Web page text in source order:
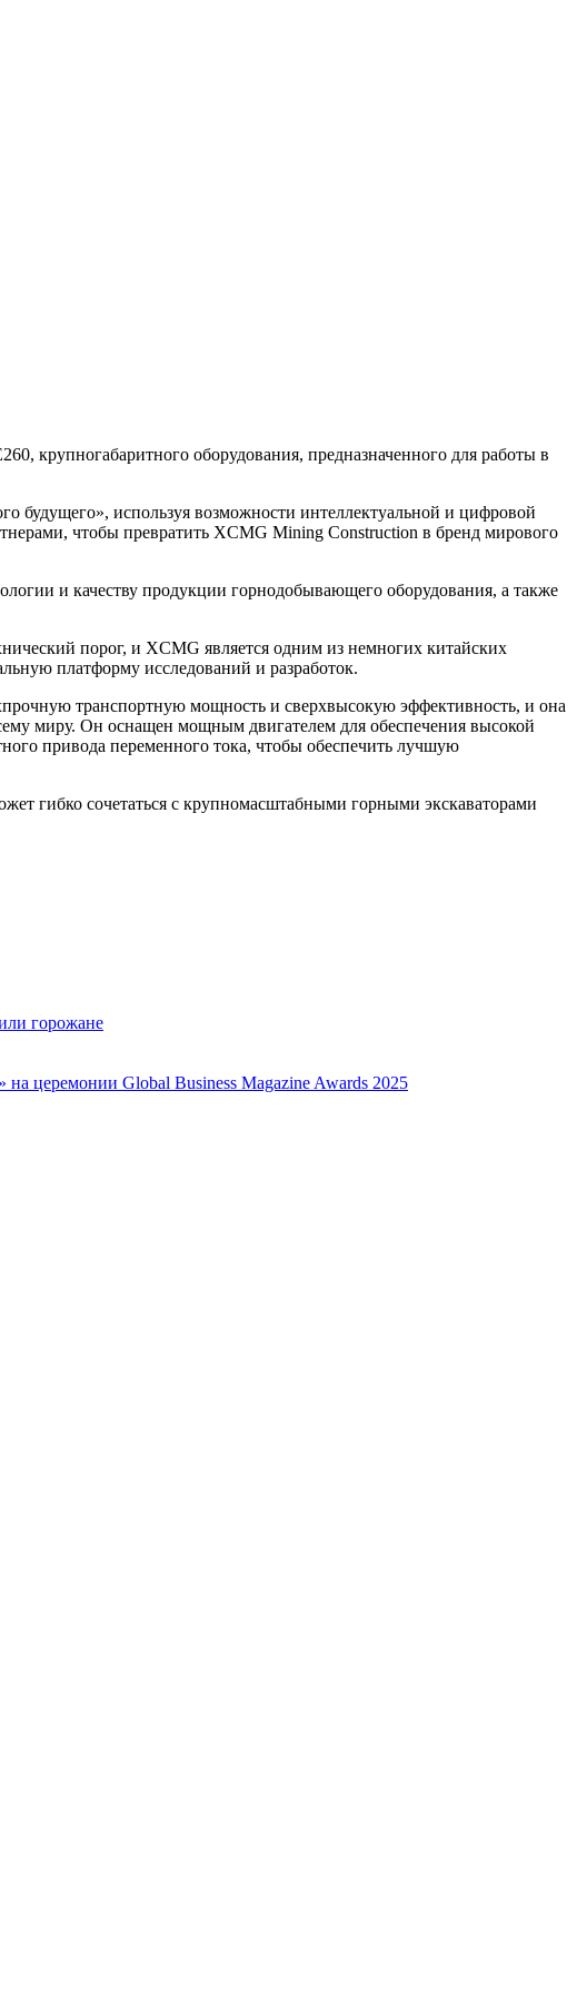
крупногабаритного оборудования, предназначенного для работы в
используя возможности интеллектуальной и цифровой
чтобы превратить XCMG Mining Construction в бренд мирового
и качеству продукции горнодобывающего оборудования, а также
порог, и XCMG является одним из немногих китайских
платформу исследований и разработок.
транспортную мощность и сверхвысокую эффективность, и она
миру. Он оснащен мощным двигателем для обеспечения высокой
привода переменного тока, чтобы обеспечить лучшую
гибко сочетаться с крупномасштабными горными экскаваторами
горожане
церемонии Global Business Magazine Awards 2025